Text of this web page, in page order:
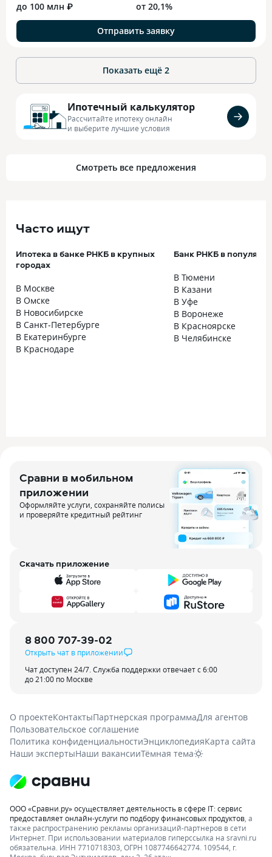
до 100 млн ₽ от 20,1%
Отправить заявку
Показать ещё 2
Ипотечный калькулятор
Рассчитайте ипотеку онлайн
и выберите лучшие условия
Смотреть все предложения
Часто ищут
Ипотека в банке РНКБ в крупных
городах
В Москве
В Омске
В Новосибирске
В Санкт-Петербурге
В Екатеринбурге
В Краснодаре
Банк РНКБ в
В Тюмени
В Казани
В Уфе
В Воронеже
В Красноярске
В Челябинске
Сравни в мобильном
приложении
Оформляйте услуги, сохраняйте полисы
и проверяйте кредитный рейтинг
Скачать приложение
8 800 707-39-02
Открыть чат в приложении
Чат доступен 24/7. Служба поддержки отвечает с 6:00
до 21:00 по Москве
О проектеКонтактыПартнерская программаДля агентов
Пользовательское соглашение
Политика конфиденциальностиЭнциклопедияКарта сайта
Наши экспертыНаши вакансииТёмная тема
ООО «Сравни.ру» осуществляет деятельность в сфере IT: сервис
предоставляет онлайн-услуги по подбору финансовых продуктов , а
также распространению рекламы организаций-партнеров в сети
Интернет. При использовании материалов гиперссылка на sravni.ru
обязательна. ИНН 7710718303, ОГРН 1087746642774. 109544, г.